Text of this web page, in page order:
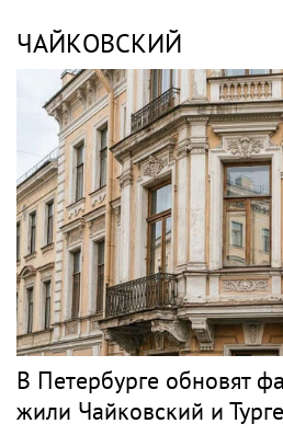
ЧАЙКОВСКИЙ
В Петербурге обновят
жили Чайковский и